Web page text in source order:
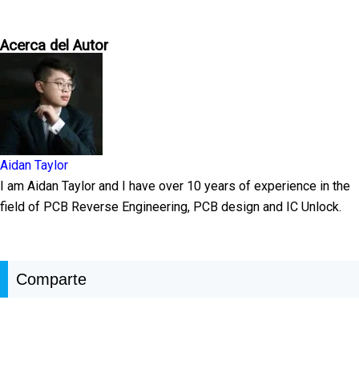
Acerca del Autor
Aidan Taylor
I am Aidan Taylor and I have over 10 years of experience in the
field of PCB Reverse Engineering, PCB design and IC Unlock.
Comparte